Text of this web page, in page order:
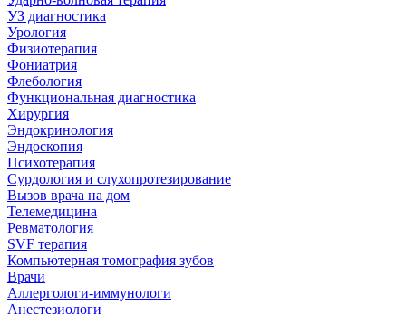
УЗ диагностика
Урология
Физиотерапия
Фониатрия
Флебология
Функциональная диагностика
Хирургия
Эндокринология
Эндоскопия
Психотерапия
Сурдология и слухопротезирование
Вызов врача на дом
Телемедицина
Ревматология
SVF терапия
Компьютерная томография зубов
Врачи
Аллергологи-иммунологи
Анестезиологи